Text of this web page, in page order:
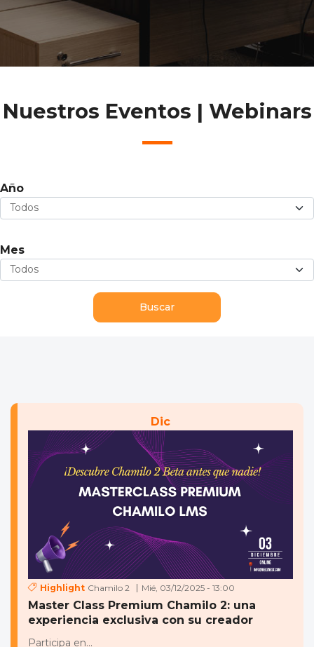
Nuestros Eventos | Webinars
Año
Mes
Dic
Highlight Chamilo 2 Mié, 03/12/2025 - 13:00
Master Class Premium Chamilo 2: una
experiencia exclusiva con su creador
Participa en...